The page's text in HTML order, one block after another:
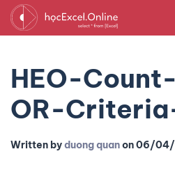
HEO-
OR-
Written byduong quanon06/04/